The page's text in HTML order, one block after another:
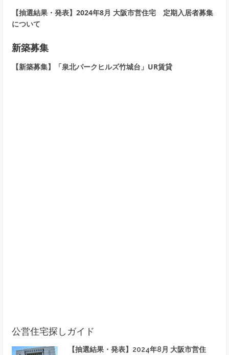
【抽選結果・発表】2024年8月 大阪市営住宅 定期入居者募集
について
新築募集
【新築募集】「泉北パークヒルズ竹城台」UR賃貸
公営住宅探しガイド
【抽選結果・発表】2024年8月 大阪市営住